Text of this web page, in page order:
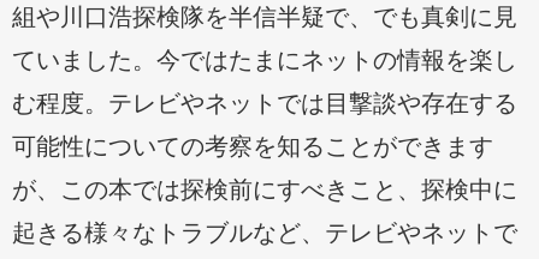
組や川口浩探検隊を半信半疑で、でも真剣に見
ていました。今ではたまにネットの情報を楽し
む程度。テレビやネットでは目撃談や存在する
可能性についての考察を知ることができます
が、この本では探検前にすべきこと、探検中に
起きる様々なトラブルなど、テレビやネットで